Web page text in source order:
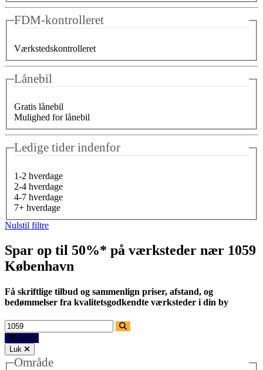
FDM-kontrolleret
Værkstedskontrolleret
Lånebil
Gratis lånebil
Mulighed for lånebil
Ledige tider indenfor
1-2 hverdage
2-4 hverdage
4-7 hverdage
7+ hverdage
Nulstil filtre
Spar op til 50%* på værksteder nær 1059
København
Få skriftlige tilbud og sammenlign priser, afstand, og
bedømmelser fra kvalitetsgodkendte værksteder i din by
Filtre
Luk
Område